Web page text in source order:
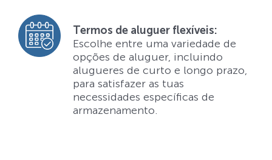
Termos de aluguer flexíveis:
Escolhe entre uma variedade de
opções de aluguer, incluindo
alugueres de curto e longo prazo,
para satisfazer as tuas
necessidades específicas de
armazenamento.